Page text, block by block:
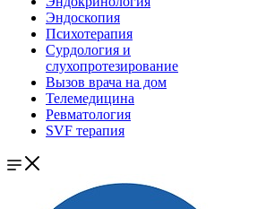
Эндоскопия
Психотерапия
Сурдология и
слухопротезирование
Вызов врача на дом
Телемедицина
Ревматология
SVF терапия